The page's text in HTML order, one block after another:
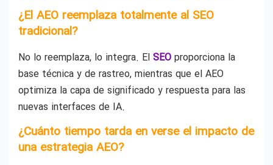
¿El AEO reemplaza totalmente al SEO
tradicional?
No lo reemplaza, lo integra. El SEO proporciona la
base técnica y de rastreo, mientras que el AEO
optimiza la capa de significado y respuesta para las
nuevas interfaces de IA.
¿Cuánto tiempo tarda en verse el impacto de
una estrategia AEO?